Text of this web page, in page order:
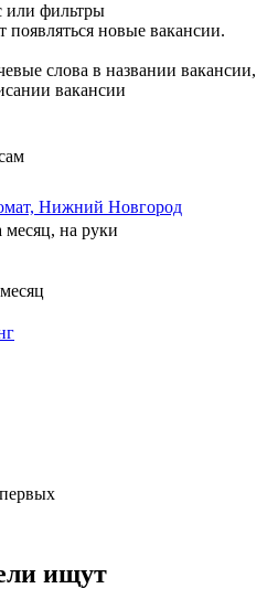
или фильтры
новые вакансии.
слова в названии вакансии,
вакансии
Нижний Новгород
месяц, на руки
ищут